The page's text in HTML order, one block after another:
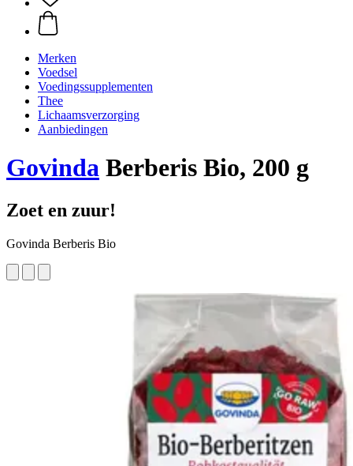
Merken
Voedsel
Voedingssupplementen
Thee
Lichaamsverzorging
Aanbiedingen
Govinda Berberis Bio, 200 g
Zoet en zuur!
Govinda Berberis Bio